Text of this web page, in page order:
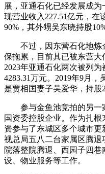
展，亚通石化已经发展成
现营业收入227.51亿元，在
90%，其外甥吴东晓持股10%
不过，因东营石化地炼
保拖累，目前其已被东营大
2023年亚通石化两次被列
4283.31万元。2019年9月
是贾相国妻子吴爱华，持股
参与金鱼池竞拍的另一
国资委控股企业。作为扎
资参与了东城区多个城市
视总局五八二台家属区腾
院落整院腾退、西园子四
设、物业服务等工作。